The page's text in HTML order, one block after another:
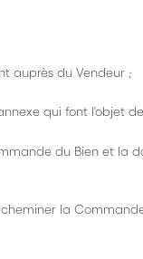
auprès du Vendeur ;
qui font l'objet
du Bien et la
la